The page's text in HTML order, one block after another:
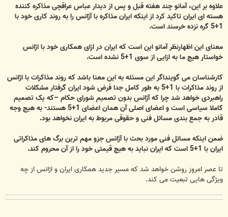
علاوه بر این، آمانو چند هفته قبل و پس از دیدار عباس عراقچی مذاکره کننده
هسته ای ایران تاکید کرد از اینکه ایران مذاکره با آژانس را به روند کاری خود با
1+5 گره نزده خرسند است.
معنای این اظهارنظر آمانو این است که ایران در ازای همکاری خود با اژانس
خواستار هیچ ما به ازایی از سوی 1+5 نشده است.
کارشناسان می گوینداگر این مسئله به این معنا باشد که روند مذاکرات با اژانس
از روند مذاکرات با 1+5 به طور کامل جدا فرض شود ایران گرفتار مشکلات
راهبردی خواهد شد چرا که آژانس بدون تصمیم شورای حکام –که یک تصمیم
کاملا سیاسی است و اعضای اصلی آن همان اعضای 1+5 هستند- به هیچ وجه
قادر به جمع بندی مسائل فنی و حقوقی مربوط به ایران نخواهد بود.
ضمن اینکه مسائل فنی مورد بحث با آژانس جزو مهم ترین برگ های مذاکراتی
ایران با 1+5 است که ایران نباید به هیچ قیمتی خود را از آن محروم کند.
تا عصر امروز روشن خواهد شد که مسیر جدید همکاری ایران و اژانس از چه
ویژگی هایی تبعیت می کند.